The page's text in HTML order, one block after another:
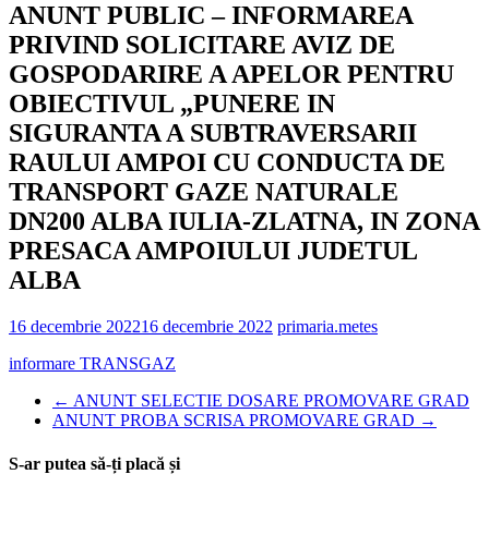
ANUNT PUBLIC – INFORMAREA
PRIVIND SOLICITARE AVIZ DE
GOSPODARIRE A APELOR PENTRU
OBIECTIVUL „PUNERE IN
SIGURANTA A SUBTRAVERSARII
RAULUI AMPOI CU CONDUCTA DE
TRANSPORT GAZE NATURALE
DN200 ALBA IULIA-ZLATNA, IN ZONA
PRESACA AMPOIULUI JUDETUL
ALBA
16 decembrie 202216 decembrie 2022 primaria.metes
informare TRANSGAZ
← ANUNT SELECTIE DOSARE PROMOVARE GRAD
ANUNT PROBA SCRISA PROMOVARE GRAD →
S-ar putea să-ți placă și